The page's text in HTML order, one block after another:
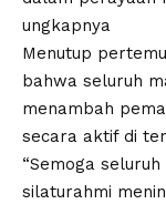
ungkapnya
Menutup
bahwa seluruh
menambah
secara aktif di
“Semoga
silaturahmi